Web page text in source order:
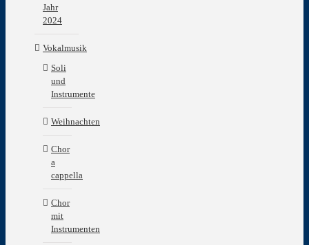
Jahr
2024
Vokalmusik
Soli
und
Instrumente
Weihnachten
Chor
a
cappella
Chor
mit
Instrumenten